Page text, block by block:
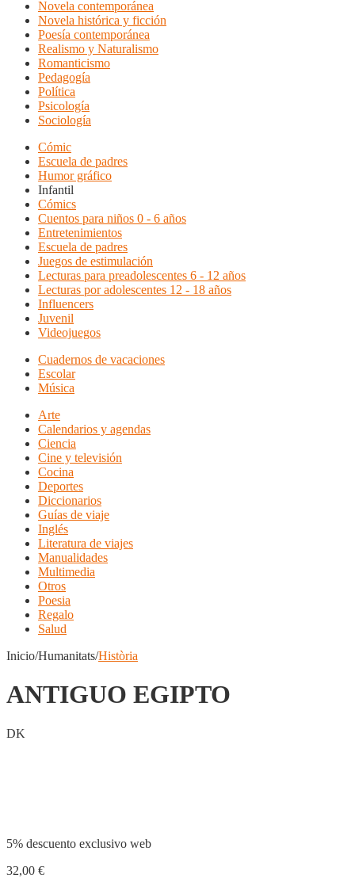
Novela contemporánea
Novela histórica y ficción
Poesía contemporánea
Realismo y Naturalismo
Romanticismo
Pedagogía
Política
Psicología
Sociología
Cómic
Escuela de padres
Humor gráfico
Infantil
Cómics
Cuentos para niños 0 - 6 años
Entretenimientos
Escuela de padres
Juegos de estimulación
Lecturas para preadolescentes 6 - 12 años
Lecturas por adolescentes 12 - 18 años
Influencers
Juvenil
Videojuegos
Cuadernos de vacaciones
Escolar
Música
Arte
Calendarios y agendas
Ciencia
Cine y televisión
Cocina
Deportes
Diccionarios
Guías de viaje
Inglés
Literatura de viajes
Manualidades
Multimedia
Otros
Poesia
Regalo
Salud
Inicio/Humanitats/Història
ANTIGUO EGIPTO
DK
5% descuento exclusivo web
32,00 €